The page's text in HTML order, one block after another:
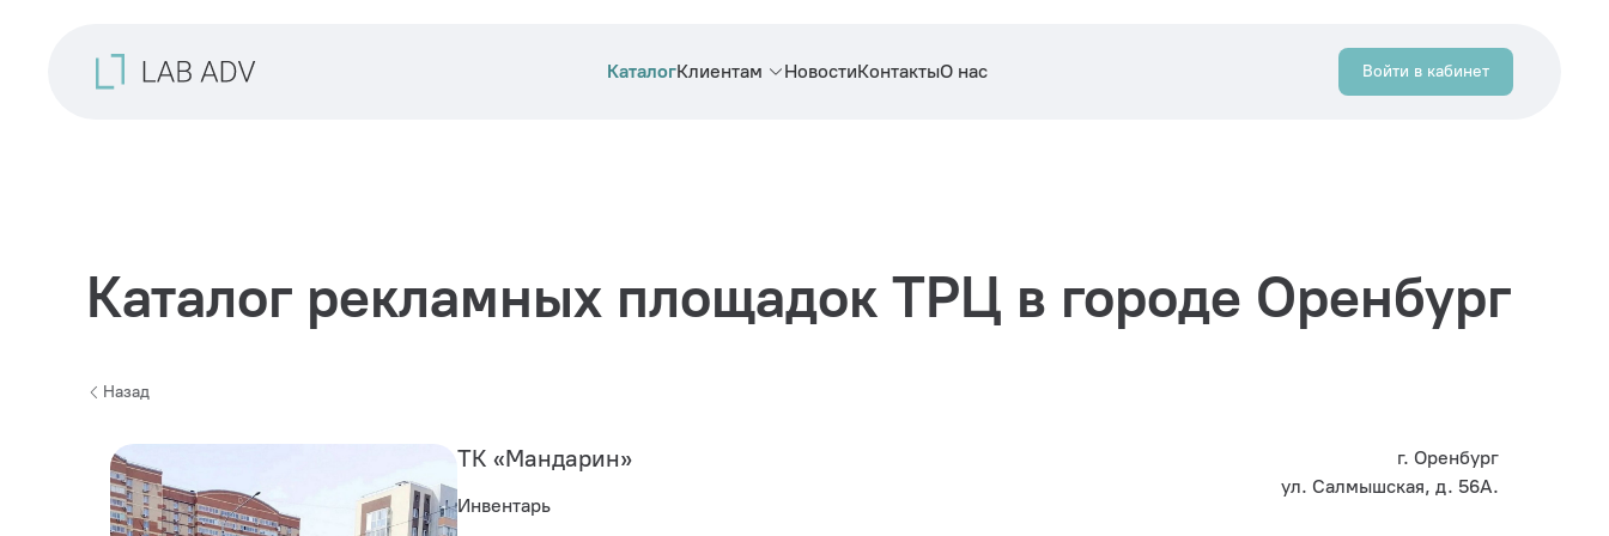
КаталогКлиентам НовостиКонтактыО нас Войти в кабинет
Каталог рекламных площадок ТРЦ в городе Оренбург
Назад
ТК «Мандарин»
Инвентарь
г. Оренбург
ул. Салмышская, д. 56А.